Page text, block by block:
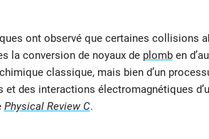
ont observé que certaines collisions
la conversion de noyaux de plomben
classique, mais bien d’un
des interactions électromagnétiques
Physical Review C.